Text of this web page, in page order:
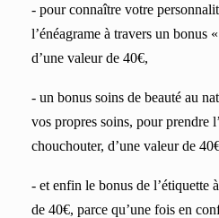
- pour connaître votre
l’énéagrame à travers un bonus
d’une valeur de 40€,
- un bonus soins de beauté au
vos propres soins, pour prendre
chouchouter, d’une valeur de
- et enfin le bonus de l’étiquette
de 40€, parce qu’une fois en